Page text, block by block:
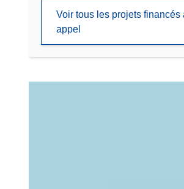
Voir tous les projets financés
appel